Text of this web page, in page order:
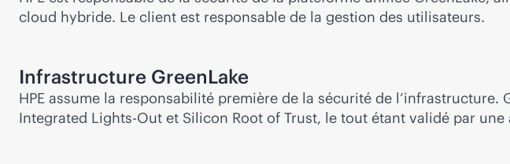
cloud hybride. Le client est responsable de la gestion des utilisateurs.
Infrastructure GreenLake
HPE assume la responsabilité première de la sécurité de
Integrated Lights-Out et Silicon Root of Trust, le tout étant validé par